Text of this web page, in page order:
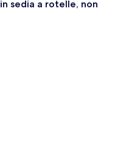
sedia a rotelle, non